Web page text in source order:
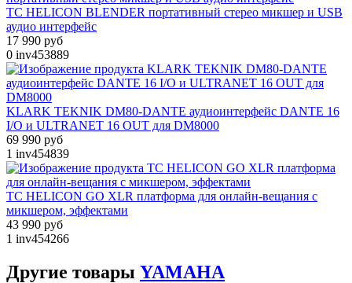
TC HELICON BLENDER портативный стерео микшер и USB
аудио интерфейс
17 990 руб
0 inv453889
KLARK TEKNIK DM80-DANTE аудиоинтерфейс DANTE 16
I/O и ULTRANET 16 OUT для DM8000
69 990 руб
1 inv454839
TC HELICON GO XLR платформа для онлайн-вещания с
микшером, эффектами
43 990 руб
1 inv454266
Другие товары YAMAHA